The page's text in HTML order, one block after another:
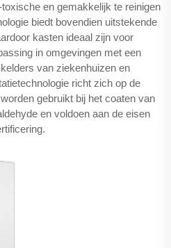
en gemakkelijk te reinigen
biedt bovendien uitstekende
kasten ideaal zijn voor
in omgevingen met een
van ziekenhuizen en
richt zich op de
gebruikt bij het coaten van
en voldoen aan de eisen